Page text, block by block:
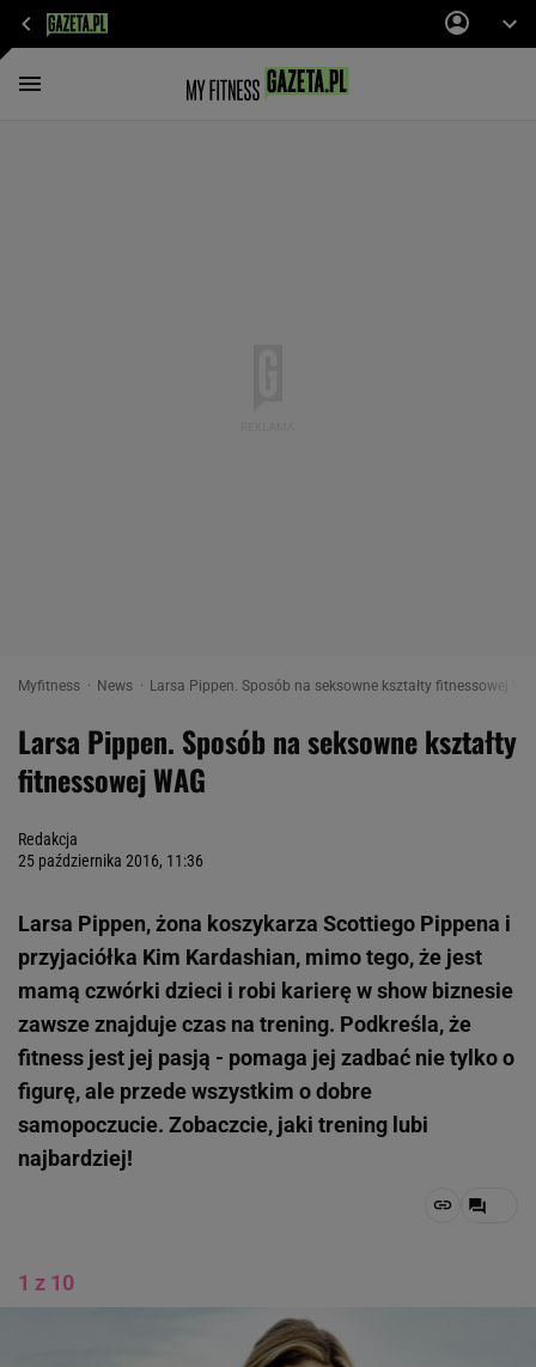
Myfitness News Larsa Pippen. Sposób na seksowne kształty fitnessowej
Larsa Pippen. Sposób na seksowne kształty
fitnessowej WAG
Redakcja
25 października 2016, 11:36
Larsa Pippen, żona koszykarza Scottiego Pippena i
przyjaciółka Kim Kardashian, mimo tego, że jest
mamą czwórki dzieci i robi karierę w show biznesie
zawsze znajduje czas na trening. Podkreśla, że
fitness jest jej pasją - pomaga jej zadbać nie tylko o
figurę, ale przede wszystkim o dobre
samopoczucie. Zobaczcie, jaki trening lubi
najbardziej!
1 z 10